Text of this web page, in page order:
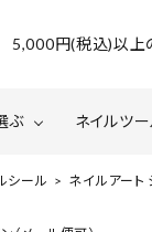
5,000円(税込)以上
ぶ ネイルツ
シール ネイルアート